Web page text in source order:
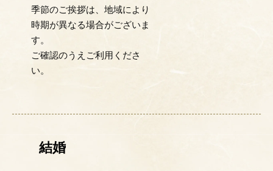
季節のご挨拶は、地域により
時期が異なる場合がございま
す。
ご確認のうえご利用くださ
い。
結婚